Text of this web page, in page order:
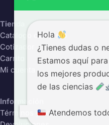
Tienda
Catálogo completo
Cotizador
Carrito
Mi cuenta
Información
Términos y condiciones
Hola
¿Tienes dudas o
Estamos aquí
los mejores
de las ciencias
Atendemos